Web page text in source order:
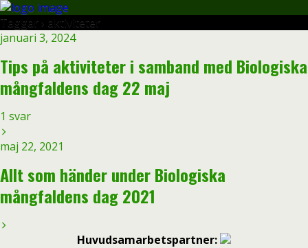
Taggar › aktiviteter
januari 3, 2024
Tips på aktiviteter i samband med Biologiska
mångfaldens dag 22 maj
1 svar
maj 22, 2021
Allt som händer under Biologiska
mångfaldens dag 2021
Huvudsamarbetspartner: